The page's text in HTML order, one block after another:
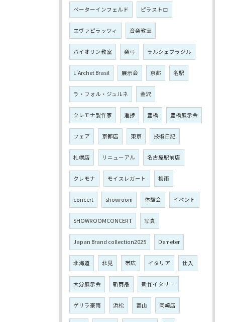
ペーターインフェルド ピラストロ
エヴァピラッツィ 音楽教室
バイオリン教室 楽弓 ラルシェブラジル
L'Archet Brasil 展示会 京都 名駅
ラ・フォル・ジュルネ 金沢
クレモナ製作家 進捗 豊橋 豊橋展示会
フェア 京都店 東京 技術日記
札幌店 リニューアル 名古屋駅前店
クレモナ モイスレガート 梅雨
concert showroom 体験会 イベント
SHOWROOMCONCERT 写真
Japan Brand collection2025 Demeter
北海道 北見 帯広 イタリア 仕入
大分展示会 新商品 新作イタリー
ゲリラ豪雨 浜松 富山 岡崎店